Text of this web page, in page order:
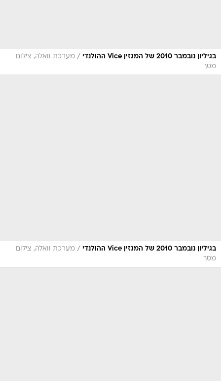
בגיליון נובמבר 2010 של המגזין Vice ההולנדי / מערכת וואלה, צילום
מסך
בגיליון נובמבר 2010 של המגזין Vice ההולנדי / מערכת וואלה, צילום
מסך